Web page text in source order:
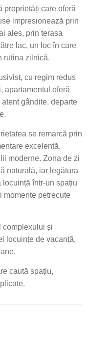
proprietăți care oferă
impresionează prin
ales, prin terasa
lac, un loc în care
rutina zilnică.
cu regim redus
apartamentul oferă
gândite, departe
se remarcă prin
excelentă,
moderne. Zona de zi
naturală, iar legătura
locuință într-un spațiu
momente petrecute
complexului și
locuințe de vacanță,
caută spațiu,